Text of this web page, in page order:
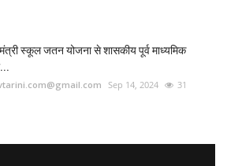
स्कूल जतन योजना से शासकीय पूर्व माध्यमिक
Sep 14, 2024 31